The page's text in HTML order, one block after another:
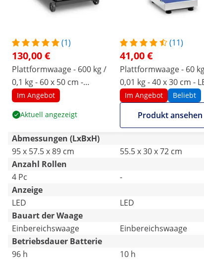
(1)
130,00 €
Plattformwaage - 600 kg /
0,1 kg - 60 x 50 cm -
rollbar- LED
Im Angebot
Aktuell angezeigt
(11)
41,00 €
Plattformwaage - 60
0,01 kg - 40 x 30 cm -
Im Angebot Beliebt
Produkt ansehen
Abmessungen (LxBxH)
95 x 57.5 x 89 cm
55.5 x 30 x 72 cm
Anzahl Rollen
4 Pc
-
Anzeige
LED
LED
Bauart der Waage
Einbereichswaage
Einbereichswaage
Betriebsdauer Batterie
96 h
10 h